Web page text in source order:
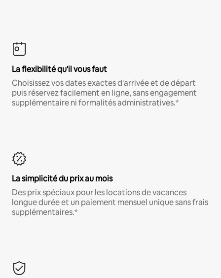
La flexibilité qu'il vous faut
Choisissez vos dates exactes d'arrivée et de départ
puis réservez facilement en ligne, sans engagement
supplémentaire ni formalités administratives.*
La simplicité du prix au mois
Des prix spéciaux pour les locations de vacances
longue durée et un paiement mensuel unique sans frais
supplémentaires.*